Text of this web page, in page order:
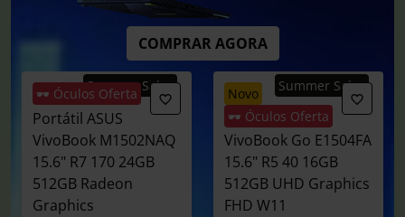
🕶️ Óculos Oferta
Summer Sales
Portátil ASUS
VivoBook M1502NAQ
15.6" R7 170 24GB
512GB Radeon
Graphics
novo
🕶️ Óculos Oferta
Summer Sales
Portátil ASUS
VivoBook Go E1504FA
15.6" R5 40 16GB
512GB UHD Graphics
FHD W11
COMPRAR AGORA